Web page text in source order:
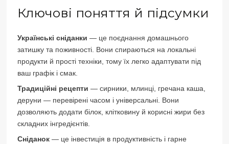
Ключові поняття й підсумки
Українські сніданки — це поєднання домашнього
затишку та поживності. Вони спираються на локальні
продукти й прості техніки, тому їх легко адаптувати під
ваш графік і смак.
Традиційні рецепти — сирники, млинці, гречана каша,
деруни — перевірені часом і універсальні. Вони
дозволяють додати білок, клітковину й корисні жири без
складних інгредієнтів.
Сніданок — це інвестиція в продуктивність і гарне